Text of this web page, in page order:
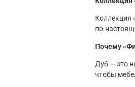
Коллекция
по-
Почему
Дуб — это
чтобы